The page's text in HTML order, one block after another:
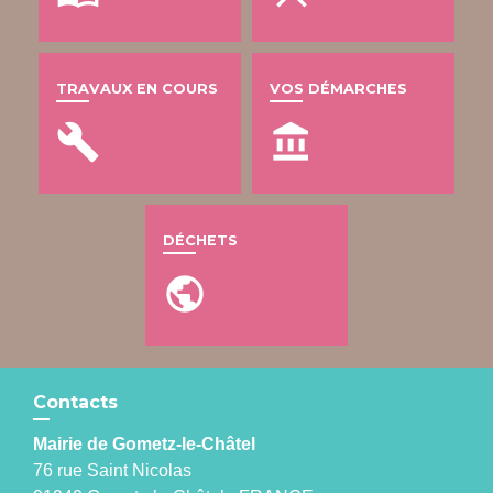
TRAVAUX EN COURS
build
VOS DÉMARCHES
account_balance
DÉCHETS
public
Contacts
Mairie de Gometz-le-Châtel
76 rue Saint Nicolas